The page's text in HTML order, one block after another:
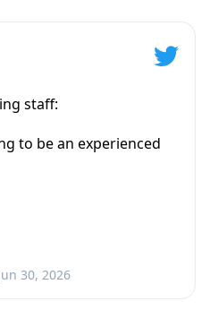
staff:
to be an experienced
30, 2026